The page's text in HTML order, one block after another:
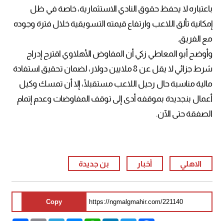
باعتباره لا يحفظ حقوق النادي الاستثمارية، خاصة في ظل
إمكانية تألق اللاعب وارتفاع قيمته التسويقية خلال فترة وجوده
مع الفريق.
وأوضح أبو المعاطي زكي أن المفاوض الأهلاوي اقترح إدراج
شرط جزائي لا يقل عن 8 ملايين دولار، لضمان تحقيق استفادة
مالية مناسبة حال رحيل اللاعب مستقبلًا، إلا أن تمسك وكيل
أعمال بنجديدة بموقفه أدى إلى توقف المفاوضات وعدم إتمام
الصفقة حتى الآن.
الاهلي أخبار بن جديدة
Copy